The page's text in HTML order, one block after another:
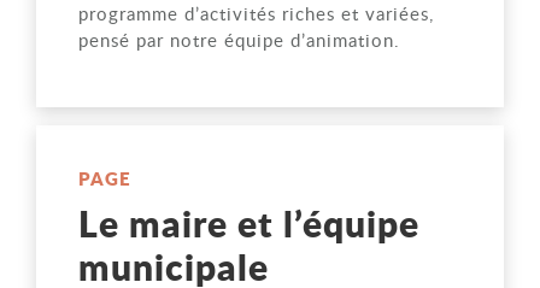
programme d’activités riches et variées,
pensé par notre équipe d’animation.
PAGE
Le maire et l’équipe
municipale